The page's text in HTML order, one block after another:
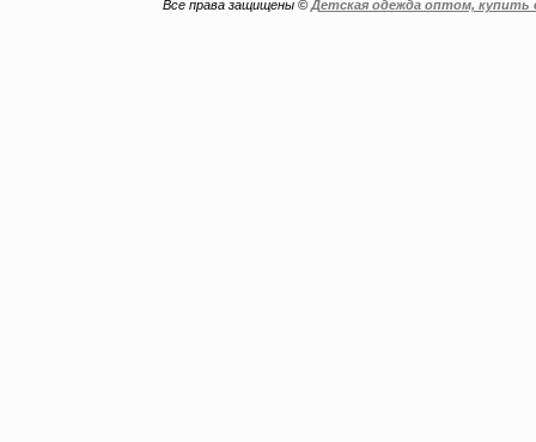
Все права защищены © Детская одежда оптом,